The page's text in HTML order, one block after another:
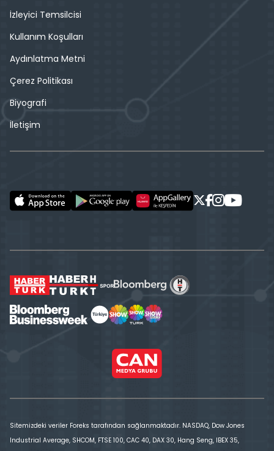
İzleyici Temsilcisi
Kullanım Koşulları
Aydınlatma Metni
Çerez Politikası
Biyografi
İletişim
Sitemizdeki veriler Foreks tarafından sağlanmaktadır. NASDAQ, Dow Jones
Industrial Average, SHCOM, FTSE 100, CAC 40, DAX 30, Hang Seng, IBEX 35,